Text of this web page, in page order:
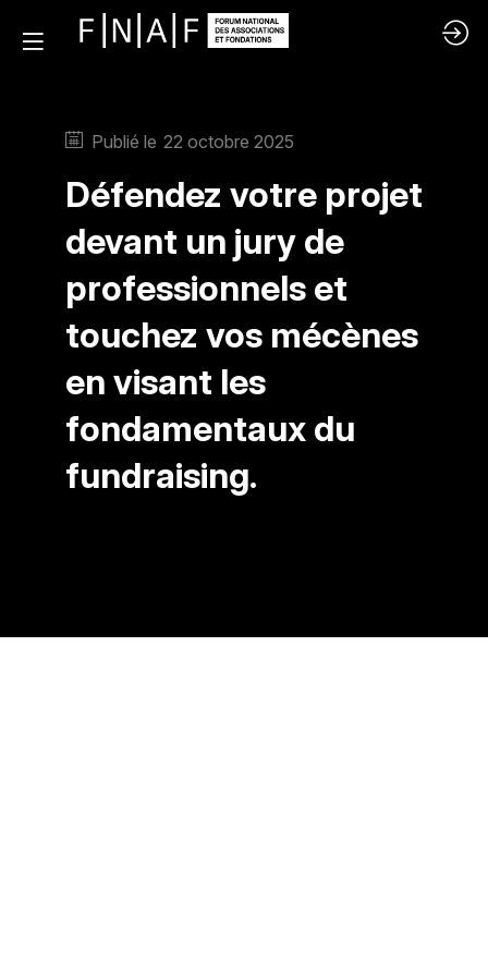
Publié le 22 octobre 2025
Défendez votre projet
devant un jury de
professionnels et
touchez vos mécènes
en visant les
fondamentaux du
fundraising.